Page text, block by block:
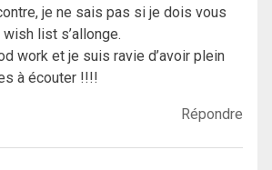
je ne sais pas si je dois vous
list s’allonge.
work et je suis ravie d’avoir plein
à écouter !!!!
Répondre